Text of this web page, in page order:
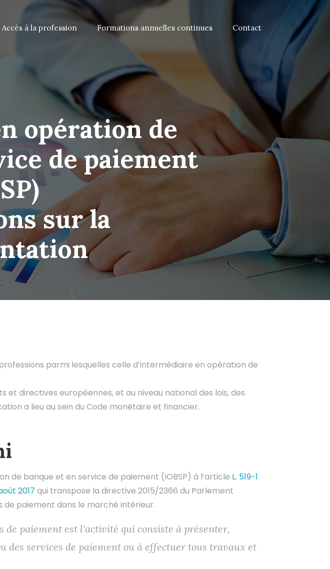
Accès à la profession Formations annuelles continues Contact
opération de
de paiement
sur la
parmi lesquelles celle d’intermédiaire en opération de
directives européennes, et au niveau national des lois, des
a lieu au sein du Code monétaire et financier.
de banque et en service de paiement (IOBSP) à l’article L. 519-1
2017 qui transpose la directive 2015/2366 du Parlement
de paiement dans le marché intérieur.
paiement est l'activité qui consiste à présenter,
des services de paiement ou à effectuer tous travaux et